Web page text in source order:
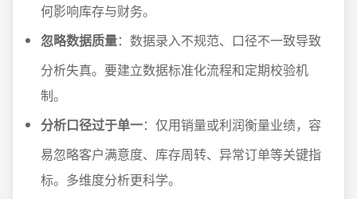
何影响库存与财务。
忽略数据质量：数据录入不规范、口径不一致导致
分析失真。要建立数据标准化流程和定期校验机
制。
分析口径过于单一：仅用销量或利润衡量业绩，容
易忽略客户满意度、库存周转、异常订单等关键指
标。多维度分析更科学。